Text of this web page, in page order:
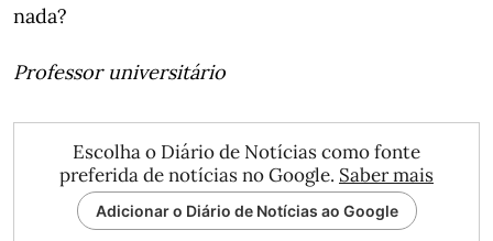
nada?
Professor universitário
Escolha o Diário de Notícias como fonte
preferida de notícias no Google. Saber mais
Adicionar o Diário de Notícias ao Google